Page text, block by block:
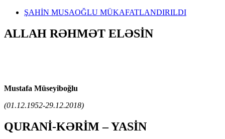
ŞAHİN MUSAOĞLU MÜKAFATLANDIRILDI
ALLAH RƏHMƏT ELƏSİN
Mustafa Müseyiboğlu
(01.12.1952-29.12.2018)
QURANİ-KƏRİM – YASİN